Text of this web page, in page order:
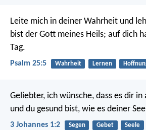
Leite mich in deiner Wahrheit und
bist der Gott meines Heils; auf dich
Tag.
Psalm 25:5 Wahrheit Lernen
Geliebter, ich wünsche, dass es dir
und du gesund bist, wie es deiner
3 Johannes 1:2 Segen Gebet Seele